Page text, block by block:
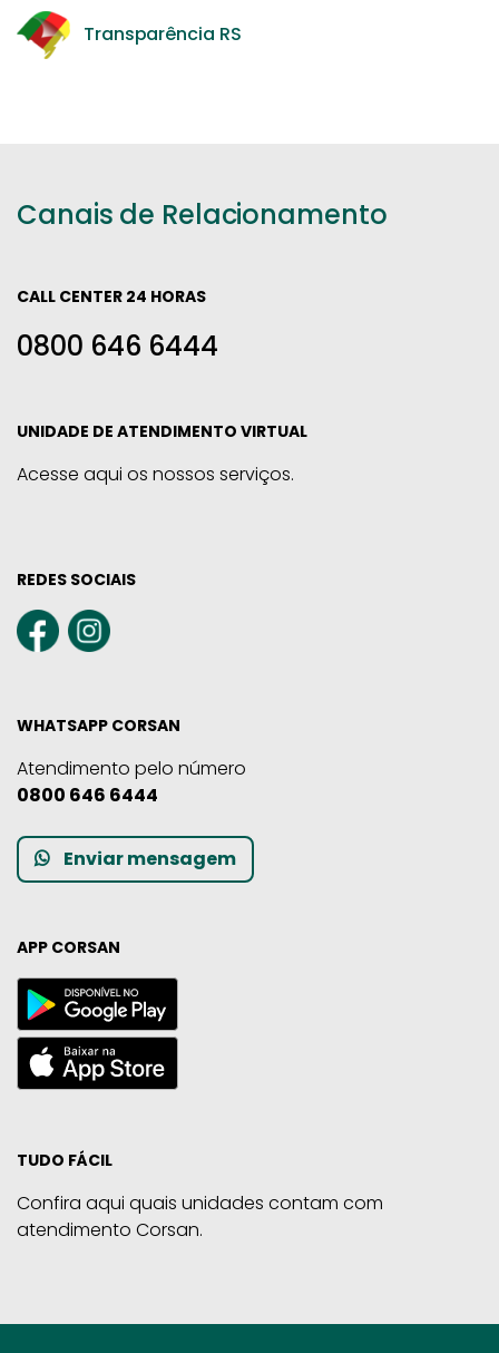
Transparência RS
Canais de Relacionamento
CALL CENTER 24 HORAS
0800 646 6444
UNIDADE DE ATENDIMENTO VIRTUAL
Acesse aqui os nossos serviços.
REDES SOCIAIS
WHATSAPP CORSAN
Atendimento pelo número
0800 646 6444
Enviar mensagem
APP CORSAN
TUDO FÁCIL
Confira aqui quais unidades contam com
atendimento Corsan.